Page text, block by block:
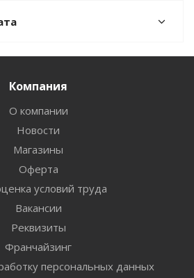
Компания
О компании
Новости
Магазины
Оферта
условий труда
Вакансии
Реквизиты
Франчайзинг
персональных данных